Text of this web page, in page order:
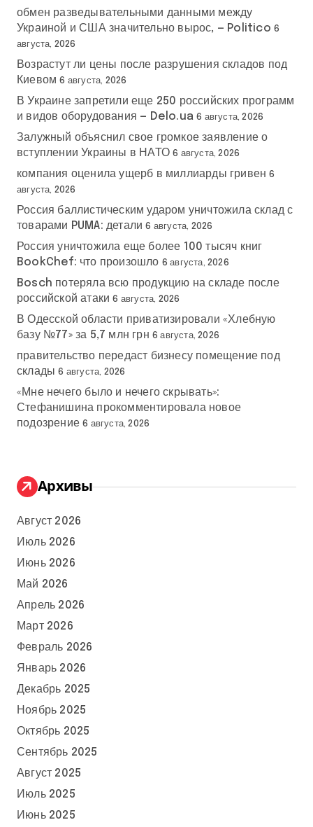
обмен разведывательными данными между
Украиной и США значительно вырос, — Politico 6
августа, 2026
Возрастут ли цены после разрушения складов под
Киевом 6 августа, 2026
В Украине запретили еще 250 российских программ
и видов оборудования — Delo.ua 6 августа, 2026
Залужный объяснил свое громкое заявление о
вступлении Украины в НАТО 6 августа, 2026
компания оценила ущерб в миллиарды гривен 6
августа, 2026
Россия баллистическим ударом уничтожила склад с
товарами PUMA: детали 6 августа, 2026
Россия уничтожила еще более 100 тысяч книг
BookChef: что произошло 6 августа, 2026
Bosch потеряла всю продукцию на складе после
российской атаки 6 августа, 2026
В Одесской области приватизировали «Хлебную
базу №77» за 5,7 млн грн 6 августа, 2026
правительство передаст бизнесу помещение под
склады 6 августа, 2026
«Мне нечего было и нечего скрывать»:
Стефанишина прокомментировала новое
подозрение 6 августа, 2026
Архивы
Август 2026
Июль 2026
Июнь 2026
Май 2026
Апрель 2026
Март 2026
Февраль 2026
Январь 2026
Декабрь 2025
Ноябрь 2025
Октябрь 2025
Сентябрь 2025
Август 2025
Июль 2025
Июнь 2025